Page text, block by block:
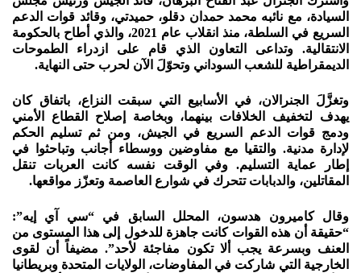
السيادة، مع نائبه محمد حمدان دقلو، حميدتي، وقائد قوات الدعم
السريع في السلطة، منذ انقلاب عام 2021، والذي أطاح بالحكومة
الانتقالية. وتداعى التعاون الذي قام على ازدراء الطموحات
الديمقراطية للشعب السوداني وتحوّلَ الآن لحرب حتى النهاية.
وتغزَّلَ الجنرالان، في الأسابيع التي سبقت النزاع، باتفاق كان
يهدف لتخفيف الخلافات بينهما، وبخاصة إصلاح القطاع الأمني
ودمج قوات الدعم السريع في الجيش، ومن ثم تسليم الحكم
لإدارة مدنية. والتقيا مع مفاوضين ووسطاء أجانب وتباحثوا في
إطار عماية التسليم. وفي الوقت نفسه كانت العربات تنقل
المقاتلين، والدبابات تتحرك في شوارع العاصمة وتعزّز مواقعها.
وقال كاميرون هدسون، المحلل السابق في “سي آي إيه”:
“حقيقة أن هذه القوات كانت جاهزة للدخول إلى هذا المستوى من
العنف وبسرعة يجب ألا تكون مفاجئة لأحد”. مضيفاً أن لقوى
الخارجية التي شاركت في المفاوضات، الولايات المتحدة وبريطانيا